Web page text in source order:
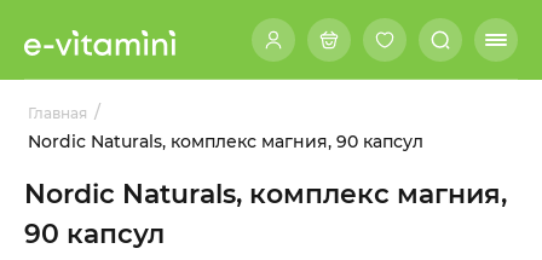
Главная /
Nordic Naturals, комплекс магния, 90 капсул
Nordic Naturals, комплекс магния,
90 капсул